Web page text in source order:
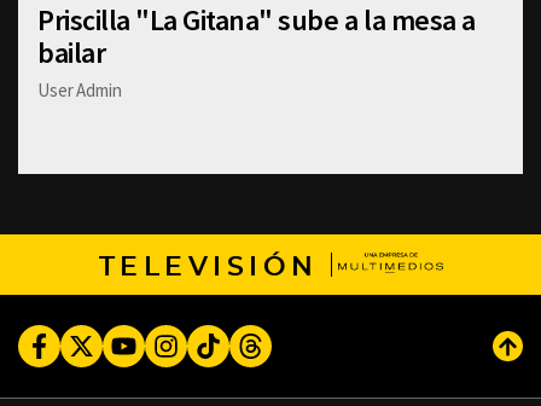
Priscilla "La Gitana" sube a la mesa a
bailar
User Admin
TELEVISIÓN
FacebookTwitterYoutubeInstagram
TikTokThreads